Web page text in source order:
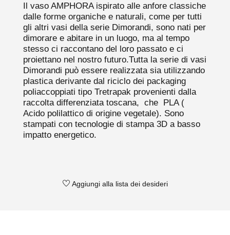
Il vaso AMPHORA ispirato alle anfore classiche
dalle forme organiche e naturali, come per tutti
gli altri vasi della serie Dimorandi, sono nati per
dimorare e abitare in un luogo, ma al tempo
stesso ci raccontano del loro passato e ci
proiettano nel nostro futuro.Tutta la serie di vasi
Dimorandi può essere realizzata sia utilizzando
plastica derivante dal riciclo dei packaging
poliaccoppiati tipo Tretrapak provenienti dalla
raccolta differenziata toscana, che PLA (
Acido polilattico di origine vegetale). Sono
stampati con tecnologie di stampa 3D a basso
impatto energetico.
Aggiungi alla lista dei desideri